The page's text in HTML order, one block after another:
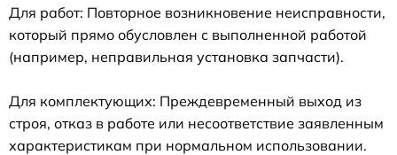
Для работ: Повторное возникновение неисправности,
который прямо обусловлен с выполненной работой
(например, неправильная установка запчасти).
Для комплектующих: Преждевременный выход из
строя, отказ в работе или несоответствие заявленным
характеристикам при нормальном использовании.